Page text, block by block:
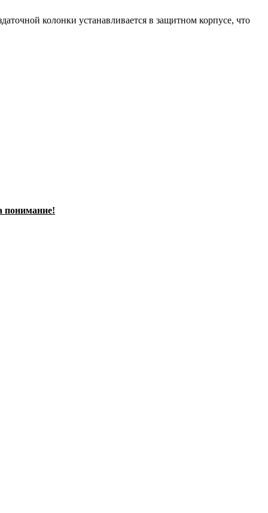
колонки устанавливается в защитном корпусе, что
понимание!